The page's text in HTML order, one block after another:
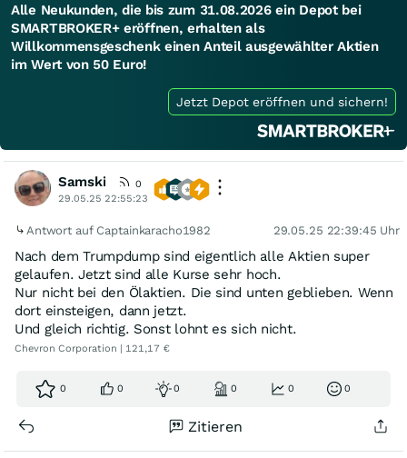
Alle Neukunden, die bis zum 31.08.2026 ein Depot bei
SMARTBROKER+ eröffnen, erhalten als
Willkommensgeschenk einen Anteil ausgewählter Aktien
im Wert von 50 Euro!
Jetzt Depot eröffnen und sichern!
Samski
0
29.05.25 22:55:23
Antwort auf Captainkaracho1982 29.05.25 22:39:45 Uhr
Nach dem Trumpdump sind eigentlich alle Aktien super
gelaufen. Jetzt sind alle Kurse sehr hoch.
Nur nicht bei den Ölaktien. Die sind unten geblieben. Wenn
dort einsteigen, dann jetzt.
Und gleich richtig. Sonst lohnt es sich nicht.
Chevron Corporation | 121,17 €
0 0 0 0 0 0
Zitieren